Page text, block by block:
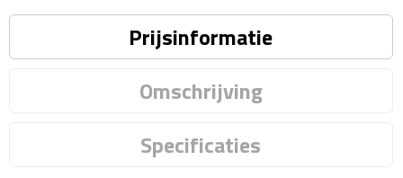
Prijsinformatie
Omschrijving
Specificaties